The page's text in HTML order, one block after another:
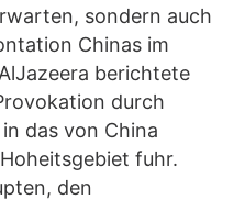
sondern auch
Chinas im
berichtete
durch
das von China
fuhr.
den